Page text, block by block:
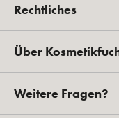
Rechtliches
Über
Weitere Fragen?